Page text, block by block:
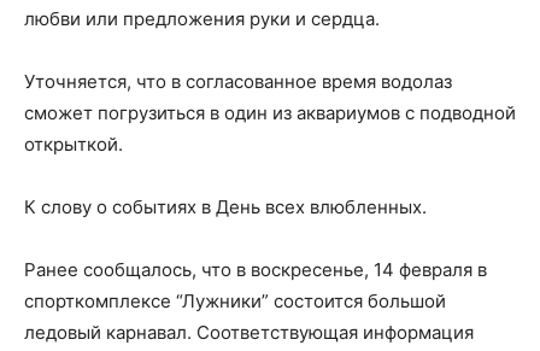
любви или предложения руки и сердца.
Уточняется, что в согласованное время водолаз
сможет погрузиться в один из аквариумов с подводной
открыткой.
К слову о событиях в День всех влюбленных.
Ранее сообщалось, что в воскресенье, 14 февраля в
спорткомплексе “Лужники” состоится большой
ледовый карнавал. Соответствующая информация